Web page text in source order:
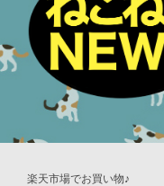
楽天市場でお買い物♪